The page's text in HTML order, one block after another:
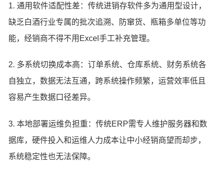
1. 通用软件适配性差：传统进销存软件多为通用型设计，
缺乏白酒行业专属的批次追溯、防窜货、瓶箱多单位等功
能，经销商不得不用Excel手工补充管理。
2. 多系统切换成本高：订单系统、仓库系统、财务系统各
自独立，数据无法互通，跨系统操作频繁，运营效率低且
容易产生数据口径差异。
3. 本地部署运维负担重：传统ERP需专人维护服务器和数
据库，硬件投入和运维人力成本让中小经销商望而却步，
系统稳定性也无法保障。